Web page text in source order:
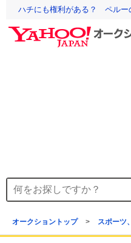
ハチにも権利がある？ ペルー
オークショントップ > スポーツ